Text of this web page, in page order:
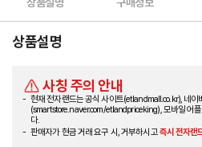
상품설명
사칭 주의 안내
현재 전자랜드는 공식 사이트(etlandmall.co.kr), 네이
(smartstore.naver.com/etlandpriceking), 모바일 어
다.
판매자가 현금 거래 요구 시, 거부하시고즉시 전자랜